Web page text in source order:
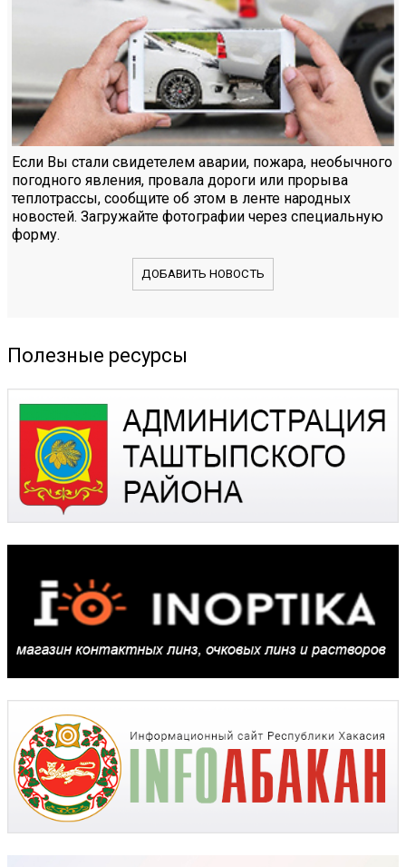
Если Вы стали свидетелем аварии, пожара, необычного
погодного явления, провала дороги или прорыва
теплотрассы, сообщите об этом в ленте народных
новостей. Загружайте фотографии через специальную
форму.
ДОБАВИТЬ НОВОСТЬ
Полезные ресурсы